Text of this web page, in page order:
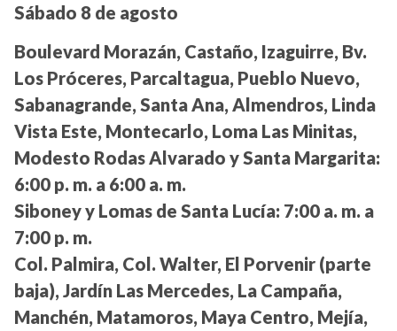
Sábado 8 de agosto
Boulevard Morazán, Castaño, Izaguirre, Bv.
Los Próceres, Parcaltagua, Pueblo Nuevo,
Sabanagrande, Santa Ana, Almendros, Linda
Vista Este, Montecarlo, Loma Las Minitas,
Modesto Rodas Alvarado y Santa Margarita:
6:00 p. m. a 6:00 a. m.
Siboney y Lomas de Santa Lucía: 7:00 a. m. a
7:00 p. m.
Col. Palmira, Col. Walter, El Porvenir (parte
baja), Jardín Las Mercedes, La Campaña,
Manchén, Matamoros, Maya Centro, Mejía,